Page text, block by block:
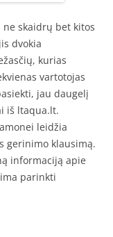
skaidrų bet kitos
dvokia
kurias
vartotojas
jau daugelį
iš ltaqua.lt.
leidžia
gerinimo klausimą.
informaciją apie
parinkti